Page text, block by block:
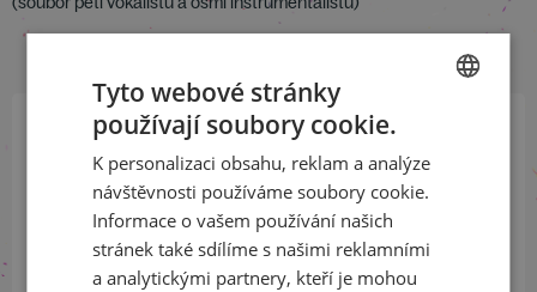
Přihlaste se k našemu newsletteru
a buďte jako první v obraze
ODEBÍRAT NEWSLETTER
ENGLISH
Tyto webové stránky
používají soubory cookie.
K personalizaci obsahu, reklam a analýze
návštěvnosti používáme soubory cookie.
Informace o vašem používání našich
stránek také sdílíme s našimi reklamními
a analytickými partnery, kteří je mohou